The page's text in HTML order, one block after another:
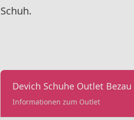
Schuh.
Devich Schuhe Outlet Bezau
Informationen zum Outlet